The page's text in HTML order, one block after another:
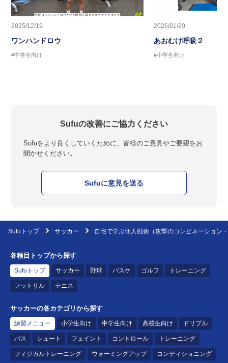
2025/12/19
ワンハンドロウ
#中学生向け
2026/01/20
あおむけ呼吸２
#小学生向け
Sufuの改善にご協力ください
Sufuをより良くしていくために、皆様のご意見やご要望をお
聞かせください。
Sufuに意見を送る
Sufuトップ サッカー 自宅で学ぶ個人戦術（攻撃のコンビネーション
各種目トップから探す
Sufuトップ サッカー 野球 バスケ ゴルフ トレーニング
フットサル テニス
サッカーの各カテゴリから探す
練習メニュー 小学生向け 中学生向け 高校生向け ドリブル
パス シュート フェイント コントロール トレーニング
フィジカルトレーニング ウォーミングアップ コンディショニング